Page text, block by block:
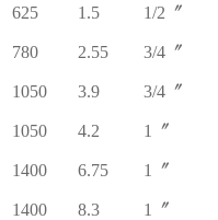
625 1.5 1/2〞
780 2.55 3/4〞
1050 3.9 3/4〞
1050 4.2 1〞
1400 6.75 1〞
1400 8.3 1〞